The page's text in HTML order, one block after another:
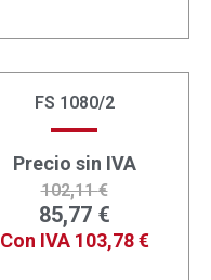
FS 1080/2
Precio sin IVA
102,11€
85,77 €
Con IVA 103,78€